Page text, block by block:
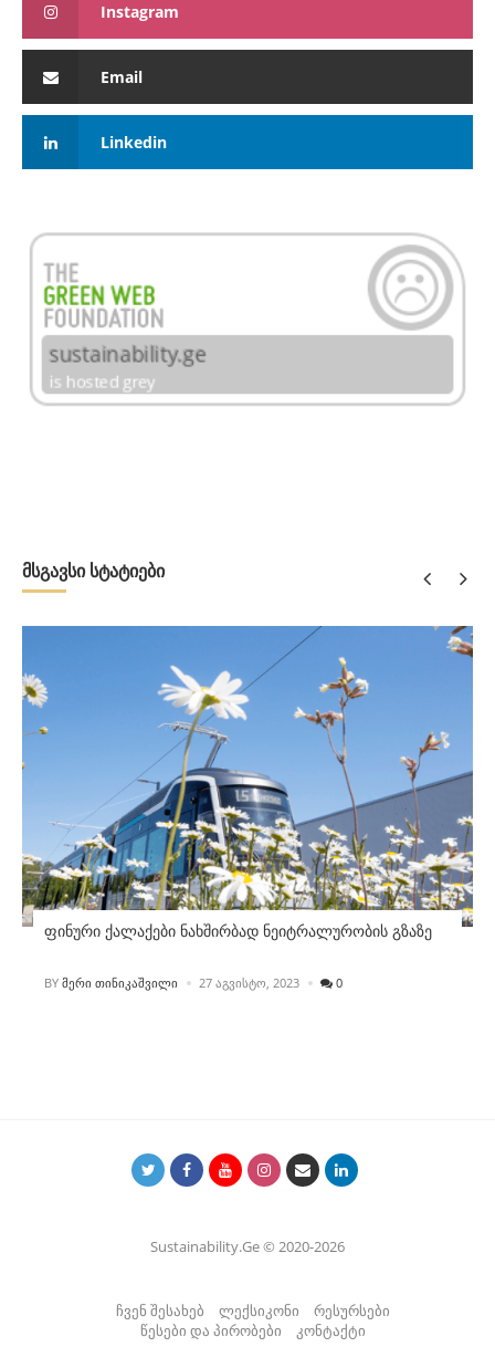
Instagram
Email
Linkedin
მსგავსი სტატიები
ფინური ქალაქები ნახშირბად ნეიტრალურობის გზაზე
POSTED
BY ᲛᲔᲠᲘ ᲗᲘᲜᲘᲙᲐᲨᲕᲘᲚᲘ 27 ᲐᲒᲕᲘᲡᲢᲝ, 2023 0
Sustainability.Ge © 2020-2026
ჩვენ შესახებ ლექსიკონი
რესურსები
წესები და პირობები
კონტაქტი